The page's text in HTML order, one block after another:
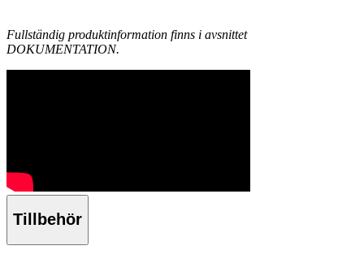
Fullständig produktinformation finns i avsnittet
DOKUMENTATION.
Tillbehör